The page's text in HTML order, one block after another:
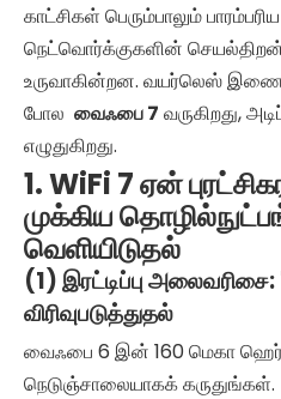
காட்சிகள் பெரும்பாலும்
நெட்வொர்க்குகளின் செயல்திறன்
உருவாகின்றன. வயர்லெஸ்
போல வைஃபை7 வருகிறது,
எழுதுகிறது.
1. WiFi 7 ஏன்
முக்கிய
வெளியிடுதல்
(1) இரட்டிப்பு
விரிவுபடுத்துதல்
வைஃபை 6 இன் 160 மெகா
நெடுஞ்சாலையாகக் கருதுங்கள்.